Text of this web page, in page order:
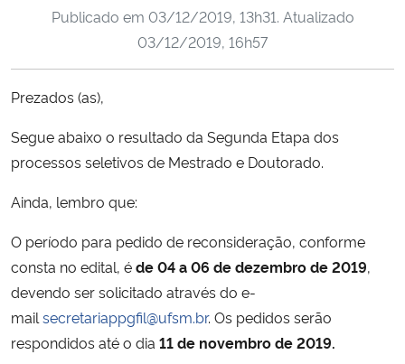
Ministério da Cidadania
Ministério da Ciência, Tecnologia, Inovações e Comunicações
Ministério do Meio Ambiente
Ministério do Turismo
Ministério do Desenvolvimento Regional
Controladoria-Geral da União
Publicado em 03/12/2019, 13h31. Atualizado
03/12/2019, 16h57
Prezados (as),
Segue abaixo o resultado da Segunda Etapa dos
processos seletivos de Mestrado e Doutorado.
Ainda, lembro que:
O período para pedido de reconsideração, conforme
consta no edital, éde 04 a 06 de dezembro de 2019,
devendo ser solicitado através do e-
mail secretariappgfil@ufsm.br. Os pedidos serão
respondidos até o dia 11 de novembro de 2019.